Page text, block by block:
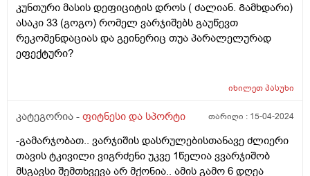
კილოგრამამამდე. დაახლოებით 4 კვირაა არც ლუდი
დამილევია, არც რამენაირი შაქარი და ტკბილეული
მიმიღია. არც ცომეული დიდად. 4 კვირაა კალორიებს
ვითვლი და ვარ მკაცრ კალორიულ დეფიციტში.
ყოველდღიურად რომ მხოლოდდამხოლოდ ცხიმის
ყველაფერი ამის მიუხედავად ჯერ ვერანაირად
სხვაობას ვერ ვამჩნევ ჩემს სხეულს და ვერც სახეს და
გული მწყდება. რას ვაკეთებ არასწორად? არ ვიცი.
დაბნეული ვარ. ახლა მოგახსენებთ რა არის ჩემი
კუნთური მასის დეფიციტის დროს ( ძალიან. Გამხდარი)
ასაკი 33 (გოგო) რომელ ვარჯიშებს გაუწევთ
რეკომენდაციას და გეინერიც თუა პარალელურად
ეფექტური?
იხილეთპასუხი
კატეგორია - ფიტნესი და სპორტი თარიღი : 15-04-2024
-გამარჯობათ.. ვარჯიშის დასრულებისთანავე ძლიერი
თავის ტკივილი ვიგრძენი უკვე 1წელია ვვარჯიშობ
მსგავსი შემთხვევა არ მქონია.. ამის გამო 6 დღეა